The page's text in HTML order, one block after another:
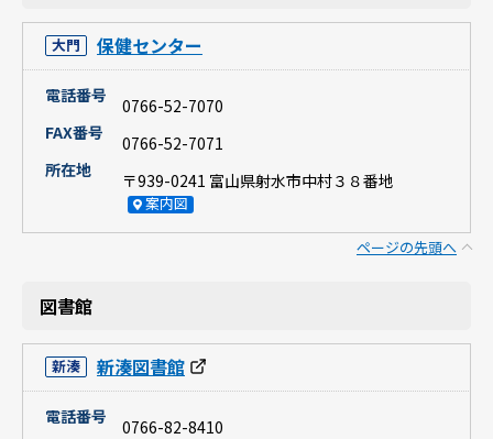
大門 保健センター
電話番号
0766-52-7070
FAX番号
0766-52-7071
所在地
〒939-0241 富山県射水市中村３８番地
案内図
ページの先頭へ
図書館
新湊 新湊図書館
電話番号
0766-82-8410